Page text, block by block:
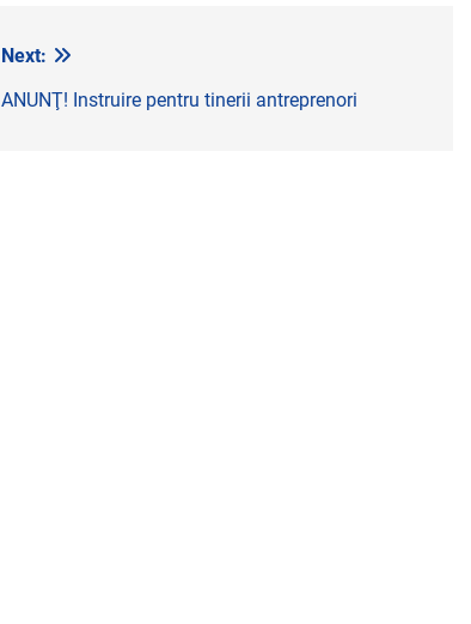
Next:
ANUNŢ! Instruire pentru tinerii antreprenori